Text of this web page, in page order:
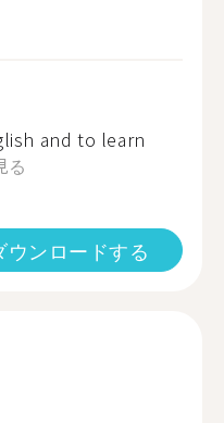
and to learn
る
ウンロードする